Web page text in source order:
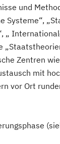
und
Systeme“,
„
Zentren
mit
vor Ort